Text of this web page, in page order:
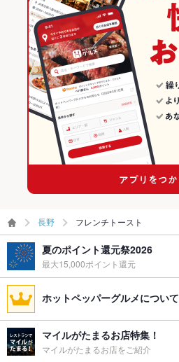
長野 フレンチトースト
夏のポイント還元祭2026
最大15,000ポイント還元
ホットペッパーグルメについて
マイルがたまるお店特集！
マイルがたまるお店をご紹介